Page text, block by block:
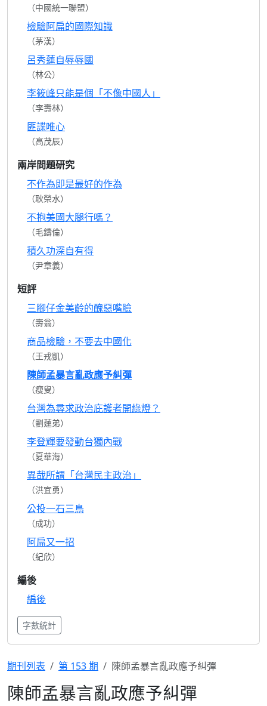
（中國統一聯盟）
檢驗阿扁的國際知識
（茅漢）
呂秀蓮自辱辱國
（林公）
李筱峰只能是個「不像中國人」
（李壽林）
匪諜唯心
（高茂辰）
兩岸問題研究
不作為即是最好的作為
（耿榮水）
不抱美國大腿行嗎？
（毛鑄倫）
積久功深自有得
（尹章義）
短評
三腳仔金美齡的醜惡嘴臉
（壽翁）
商品檢驗，不要去中國化
（王戎凱）
陳師孟暴言亂政應予糾彈
（瘦叟）
台灣為尋求政治庇護者開綠燈？
（劉蓮弟）
李登輝要發動台獨內戰
（夏華海）
異哉所謂「台灣民主政治」
（洪宜勇）
公投一石三鳥
（成功）
阿扁又一招
（紀欣）
編後
編後
字數統計
期刊列表 第 153 期 陳師孟暴言亂政應予糾彈
陳師孟暴言亂政應予糾彈